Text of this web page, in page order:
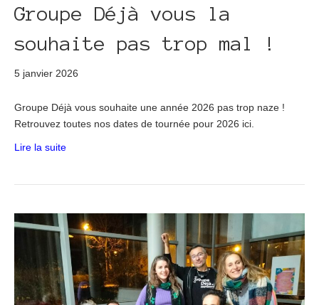
Groupe Déjà vous la
souhaite pas trop mal !
5 janvier 2026
Groupe Déjà vous souhaite une année 2026 pas trop naze !
Retrouvez toutes nos dates de tournée pour 2026 ici.
Lire la suite